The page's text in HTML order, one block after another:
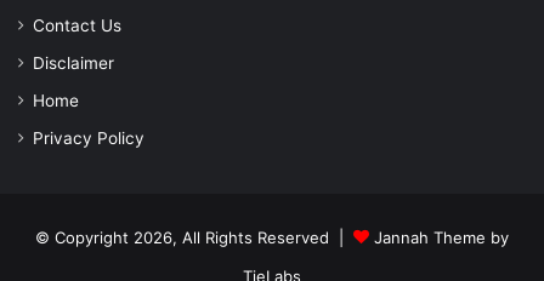
Contact Us
Disclaimer
Home
Privacy Policy
© Copyright 2026, All Rights Reserved |
Jannah Theme by
TieLabs